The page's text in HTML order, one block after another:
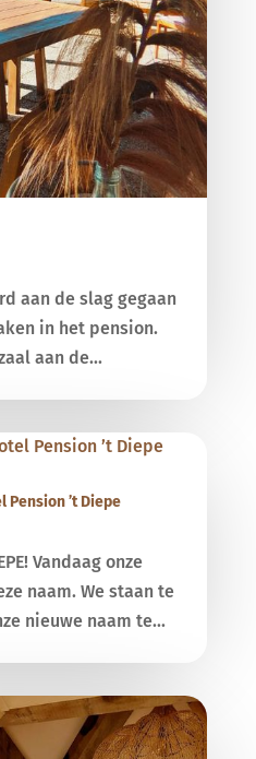
aan de slag gegaan
in het pension.
aan de...
Pension ’t Diepe
Vandaag onze
naam. We staan te
nieuwe naam te...